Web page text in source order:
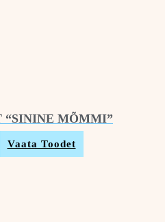
MÕMMI”
Vaata Toodet